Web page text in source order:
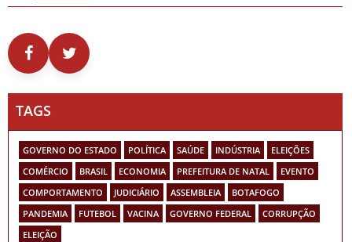
TAGS
GOVERNO DO ESTADO POLÍTICA SAÚDE INDÚSTRIA
ELEIÇÕES
COMÉRCIO
BRASIL ECONOMIA PREFEITURA DE NATAL
EVENTO
COMPORTAMENTO
JUDICIÁRIO ASSEMBLEIA
BOTAFOGO
PANDEMIA
FUTEBOL VACINA GOVERNO FEDERAL
CORRUPÇÃO
ELEIÇÃO